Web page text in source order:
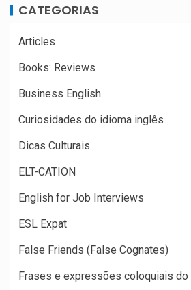
CATEGORIAS
Articles
Books: Reviews
Business English
Curiosidades do idioma inglês
Dicas Culturais
ELT-CATION
English for Job Interviews
ESL Expat
False Friends (False Cognates)
Frases e expressões coloquiais do